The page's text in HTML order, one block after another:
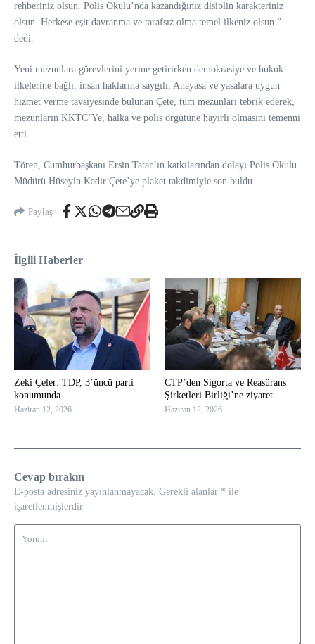
rehberiniz olsun. Polis Okulu’nda kazandığınız disiplin karakteriniz
olsun. Herkese eşit davranma ve tarafsız olma temel ilkeniz olsun.”
dedi.
Yeni mezunlara görevlerini yerine getirirken demokrasiye ve hukuk
ilkelerine bağlı, insan haklarına saygılı, Anayasa ve yasalara uygun
hizmet verme tavsiyesinde bulunan Çete, tüm mezunları tebrik ederek,
mezunların KKTC’Ye, halka ve polis örgütüne hayırlı olmasını temenni
etti.
Tören, Cumhurbaşkanı Ersin Tatar’ın katkılarından dolayı Polis Okulu
Müdürü Hüseyin Kadir Çete’ye plaket takdimiyle son buldu.
Paylaş
İlgili Haberler
Zeki Çeler: TDP, 3’üncü parti
konumunda
Haziran 12, 2026
CTP’den Sigorta ve Reasürans
Şirketleri Birliği’ne ziyaret
Haziran 12, 2026
Cevap bırakın
E-posta adresiniz yayınlanmayacak. Gerekli alanlar * ile
işaretlenmişlerdir